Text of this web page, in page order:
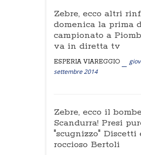
Zebre, ecco altri
domenica la prima
campionato a
va in diretta tv
ESPERIA VIAREGGIO
settembre 2014
Zebre, ecco il
Scandurra! Presi
"scugnizzo" Discetti
roccioso Bertoli